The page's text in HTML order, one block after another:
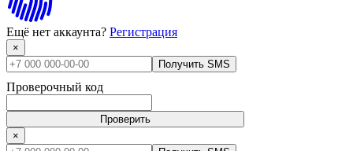
Ещё нет аккаунта? Регистрация
×
Получить SMS
Проверочный код
Проверить
×